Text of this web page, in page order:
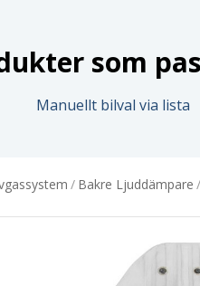
som
Manuellt bilval via lista
/ Bakre Ljuddämpare /